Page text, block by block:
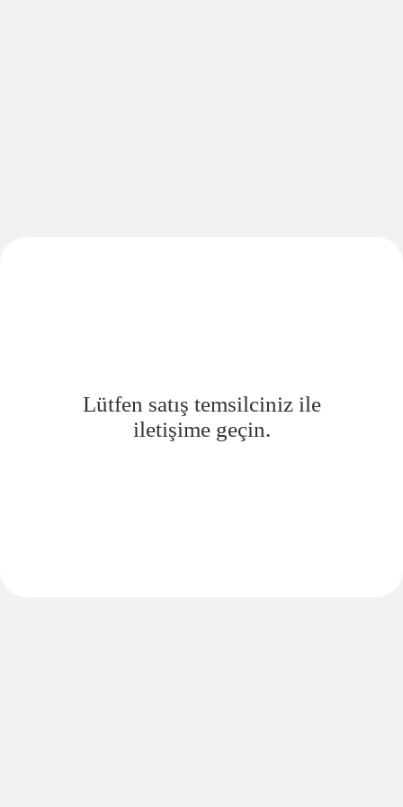
Lütfen satış temsilciniz ile
iletişime geçin.